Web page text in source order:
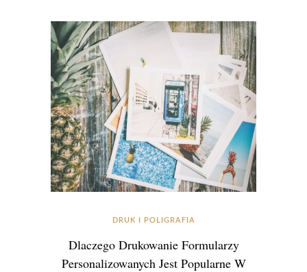
DRUK I POLIGRAFIA
Dlaczego Drukowanie Formularzy
Personalizowanych Jest Popularne W